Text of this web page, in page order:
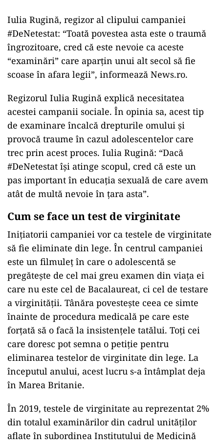
Iulia Rugină, regizor al clipului campaniei
#DeNetestat: “Toată povestea asta este o traumă
îngrozitoare, cred că este nevoie ca aceste
“examinări” care aparţin unui alt secol să fie
scoase în afara legii”, informează News.ro.
Regizorul Iulia Rugină explică necesitatea
acestei campanii sociale. În opinia sa, acest tip
de examinare încalcă drepturile omului şi
provocă traume în cazul adolescentelor care
trec prin acest proces. Iulia Rugină: “Dacă
#DeNetestat îşi atinge scopul, cred că este un
pas important în educaţia sexuală de care avem
atât de multă nevoie în ţara asta”.
Cum se face un test de virginitate
Iniţiatorii campaniei vor ca testele de virginitate
să fie eliminate din lege. În centrul campaniei
este un filmuleţ în care o adolescentă se
pregăteşte de cel mai greu examen din viaţa ei
care nu este cel de Bacalaureat, ci cel de testare
a virginităţii. Tânăra povesteşte ceea ce simte
înainte de procedura medicală pe care este
forţată să o facă la insistenţele tatălui. Toţi cei
care doresc pot semna o petiţie pentru
eliminarea testelor de virginitate din lege. La
începutul anului, acest lucru s-a întâmplat deja
în Marea Britanie.
În 2019, testele de virginitate au reprezentat 2%
din totalul examinărilor din cadrul unităţilor
aflate în subordinea Institutului de Medicină